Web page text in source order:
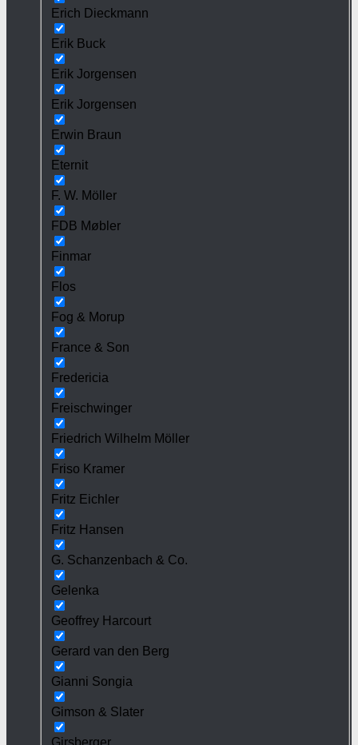
Erich Dieckmann
Erik Buck
Erik Jorgensen
Erik Jorgensen
Erwin Braun
Eternit
F. W. Möller
FDB Møbler
Finmar
Flos
Fog & Morup
France & Son
Fredericia
Freischwinger
Friedrich Wilhelm Möller
Friso Kramer
Fritz Eichler
Fritz Hansen
G. Schanzenbach & Co.
Gelenka
Geoffrey Harcourt
Gerard van den Berg
Gianni Songia
Gimson & Slater
Girsberger